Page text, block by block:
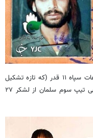
در عملیات والفجر مقدماتی به‌عنوان مسئول اطلاعات سپاه ۱۱ قدر (که تازه تشکیل
شده بود) معرفی شد و مدتی مسئولیت فرماندهی تیپ سوم سلمان از لشکر ۲۷